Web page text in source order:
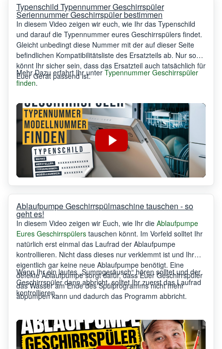
Typenschild Typennummer Geschirrspüler
Seriennummer Geschirrspüler bestimmen
In diesem Video zeigen wir euch, wie Ihr das Typenschild
und darauf die Typennummer eures Geschirrspülers findet.
Gleicht unbedingt diese Nummer mit der auf dieser Seite
befindlichen Kompatibilitätsliste des Ersatzteils ab. Nur so
könnt Ihr sicher sein, dass das Ersatzteil auch tatsächlich für
Euer Gerät passend ist.
Mehr Dazu erfahrt Ihr unter Typennummer Geschirrspüler
finden.
Ablaufpumpe Geschirrspülmaschine tauschen - so
geht es!
In diesem Video zeigen wir Euch, wie Ihr die Ablaufpumpe
Eures Geschirrspülers tauschen könnt. Im Vorfeld solltet Ihr
natürlich erst einmal das Laufrad der Ablaufpumpe
kontrollieren. Nicht dass dieses nur verklemmt ist und Ihr
eigentlich gar keine neue Ablaufpumpe benötigt. Eine
defekte Ablaufpumpe sorgt dafür, dass Euer Geschirrspüler
das Wasser am Ende des Spülprogramms nicht mehr
abpumpen kann und dadurch das Programm abbricht.
Wenn Ihr ein lautes „Summgeräusch“ hören solltet und der
Geschirrspüler dann abbricht, solltet Ihr zuerst das Laufrad
kontrollieren.